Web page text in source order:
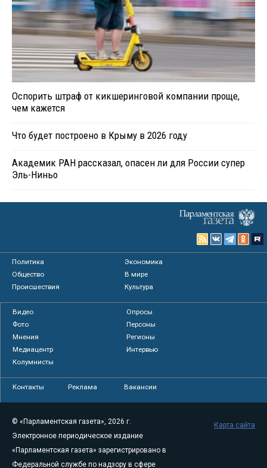
Оспорить штраф от кикшеринговой компании проще,
чем кажется
Что будет построено в Крыму в 2026 году
Академик РАН рассказал, опасен ли для России супер
Эль-Ниньо
Политика
Экономика
Общество
В мире
Происшествия
Культура
Видео
Опросы
Фото
Персоны
Мнения
Регионы
Медиацентр
Интервью
Колумнисты
Контакты Реклама Вакансии
© «Парламентская газета», 2026 г.
Электронное периодическое издание
«Парламентская газета» зарегистрировано в
Федеральной службе по надзору в сфере
Карта сайта